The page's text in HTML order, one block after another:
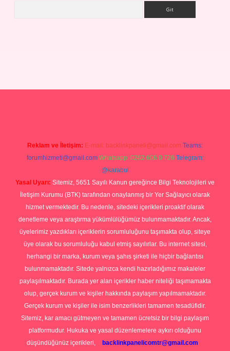
Reklam ve İletişim: E-mail: backlinkpaneli@gmail.com Teams:
forumhizmeti@gmail.com Whatsapp: 0262 606 0 726 Telegram:
@karabul
Yasal Uyarı: Sitemiz, 5651 Sayılı Kanun gereğince Bilgi Teknolojileri ve
İletişim Kurumu (BTK) tarafından onaylanmış bir Yer Sağlayıcı olarak
hizmet vermektedir. Bu nedenle, sitedeki içerikleri proaktif olarak
denetleme veya araştırma yükümlülüğümüz bulunmamaktadır. Ancak,
üyelerimiz yazdıkları içeriklerin sorumluluğunu taşımakta olup, siteye
üye olarak bu sorumluluğu kabul etmiş sayılırlar. Bu internet sitesi,
herhangi bir marka, kurum veya şahıs şirketi ile hiçbir bağlantısı
bulunmamaktadır. Sitede yalnızca kendi hazırladığımız makaleler
paylaşılmaktadır. Burada yer alan içerikler haber niteliği taşımamakta
olup, gerçek kurum ve kişiler hakkında paylaşım yapılmamaktadır.
Gerçek kurum ve kişiler ile isim benzerlikleri tamamen tesadüfidir.
Sitemiz, kar amacı gütmeyen ve tamamen ücretsiz bir bilgi paylaşım
platformudur. Hukuka ve yasal düzenlemelere aykırı olduğunu
düşündüğünüz içerikleri,
backlinkpanelicomtr@gmail.com